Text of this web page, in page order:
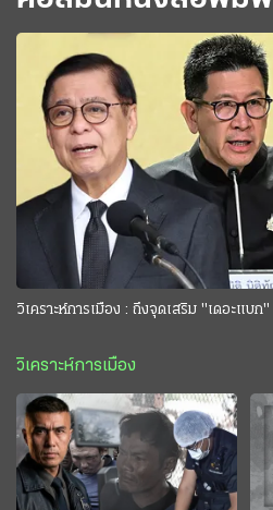
วิเคราะห์การเมือง : ถึงจุดเสริม "เดอะแบก"
วิเคราะห์การเมือง